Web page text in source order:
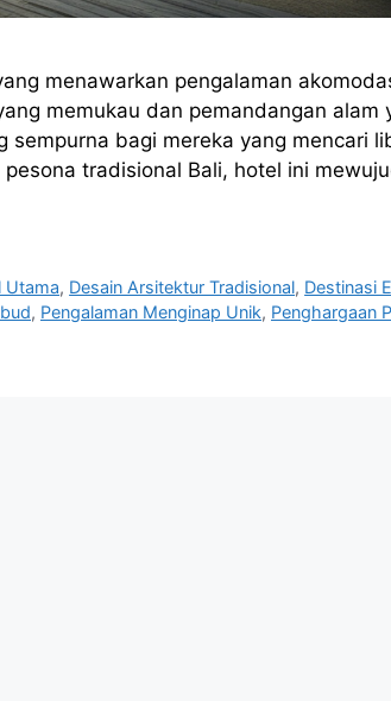
menawarkan pengalaman
memukau dan pemandangan alam
bagi mereka yang mencari
tradisional Bali, hotel ini
Utama, Desain Arsitektur Tradisional, Destinasi
, Pengalaman Menginap Unik, Penghargaan